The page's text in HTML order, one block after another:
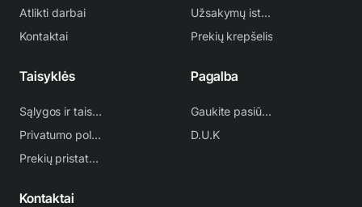
Atlikti darbai
Kontaktai
Užsakymų istorija
Prekių krepšelis
Taisyklės
Sąlygos ir taisyklės
Privatumo politika
Prekių pristatymas
Pagalba
Gaukite pasiūlymą
D.U.K
Kontaktai